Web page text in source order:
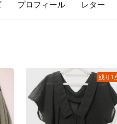
プロフィール レター
残り1